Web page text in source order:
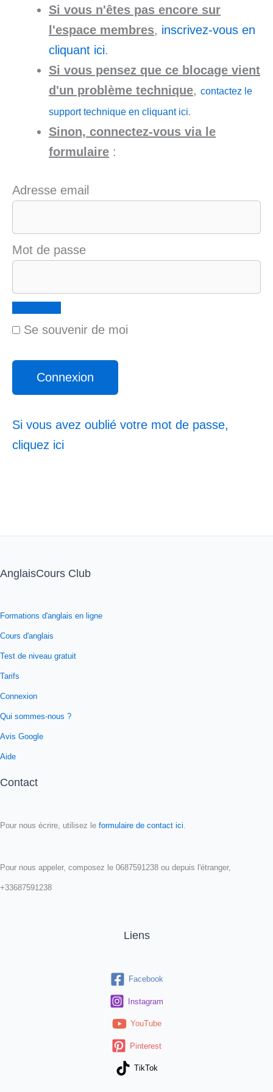
Si vous n'êtes pas encore sur
l'espace membres, inscrivez-vous en
cliquant ici.
Si vous pensez que ce blocage vient
d'un problème technique, contactez le
support technique en cliquant ici.
Sinon, connectez-vous via le
formulaire :
Adresse email
Mot de passe
Se souvenir de moi
Si vous avez oublié votre mot de passe,
cliquez ici
AnglaisCours Club
Formations d'anglais en ligne
Cours d'anglais
Test de niveau gratuit
Tarifs
Connexion
Qui sommes-nous ?
Avis Google
Aide
Contact
Pour nous écrire, utilisez le formulaire de contact ici
Pour nous appeler, composez le 0687591238 ou depuis l'étranger,
+33687591238
Liens
Facebook
Instagram
YouTube
Pinterest
TikTok